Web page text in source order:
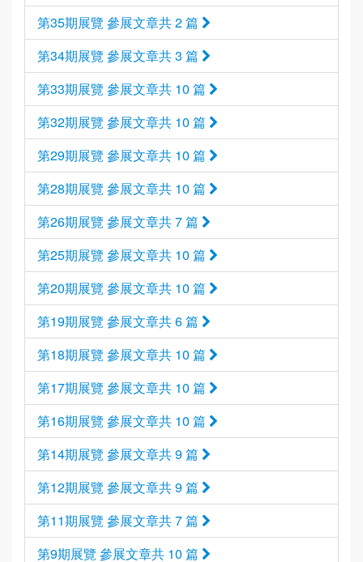
第35期展覽 參展文章共 2 篇
第34期展覽 參展文章共 3 篇
第33期展覽 參展文章共 10 篇
第32期展覽 參展文章共 10 篇
第29期展覽 參展文章共 10 篇
第28期展覽 參展文章共 10 篇
第26期展覽 參展文章共 7 篇
第25期展覽 參展文章共 10 篇
第20期展覽 參展文章共 10 篇
第19期展覽 參展文章共 6 篇
第18期展覽 參展文章共 10 篇
第17期展覽 參展文章共 10 篇
第16期展覽 參展文章共 10 篇
第14期展覽 參展文章共 9 篇
第12期展覽 參展文章共 9 篇
第11期展覽 參展文章共 7 篇
第9期展覽 參展文章共 10 篇